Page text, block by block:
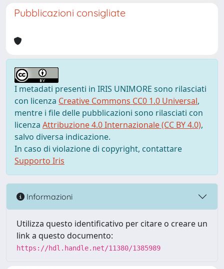
Pubblicazioni consigliate
I metadati presenti in IRIS UNIMORE sono rilasciati
con licenza Creative Commons CC0 1.0 Universal,
mentre i file delle pubblicazioni sono rilasciati con
licenza Attribuzione 4.0 Internazionale (CC BY 4.0),
salvo diversa indicazione.
In caso di violazione di copyright, contattare
Supporto Iris
Informazioni
Utilizza questo identificativo per citare o creare un
link a questo documento:
https://hdl.handle.net/11380/1385989